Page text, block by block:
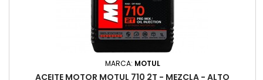
MARCA: MOTUL
ACEITE MOTOR MOTUL 710 2T - MEZCLA - ALTO